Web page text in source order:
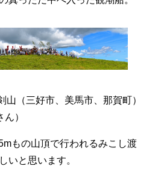
山（三好市、美馬市、那賀町）
）
もの山頂で行われるみこし渡
いと思います。